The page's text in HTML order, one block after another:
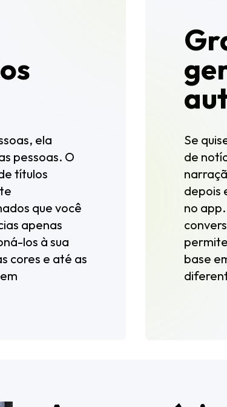
ela
pessoas. O
títulos
que você
apenas
los à sua
cores e até as
Se
de
depois
no
base